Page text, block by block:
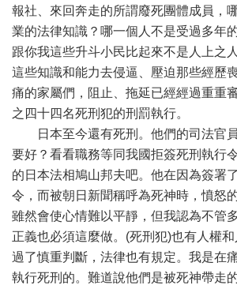
報社、來回奔走的所謂廢死團體成員，
業的法律知識？哪一個人不是受過多年
跟你我這些升斗小民比起來不是人上之
這些知識和能力去侵逼、壓迫那些經歷
痛的家屬們，阻止、拖延已經經過重重
之四十四名死刑犯的刑罰執行。
日本至今還有死刑。他們的司法官
要好？看看職務等同我國拒簽死刑執行
的日本法相鳩山邦夫吧。他在因為簽署
令，而被朝日新聞稱呼為死神時，憤怒
雖然會使心情難以平靜，但我認為不管
正義也必須這麼做。(死刑犯)也有人權
過了慎重判斷，法律也有規定。我是在
執行死刑的。難道說他們是被死神帶走的